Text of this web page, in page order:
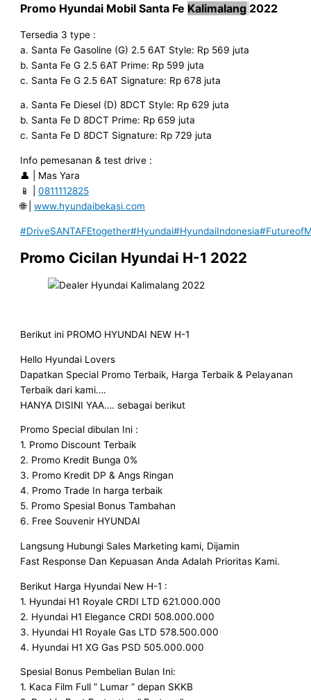
Promo Hyundai Mobil Santa Fe Kalimalang 2022
Tersedia 3 type :
a. Santa Fe Gasoline (G) 2.5 6AT Style: Rp 569 juta
b. Santa Fe G 2.5 6AT Prime: Rp 599 juta
c. Santa Fe G 2.5 6AT Signature: Rp 678 juta
a. Santa Fe Diesel (D) 8DCT Style: Rp 629 juta
b. Santa Fe D 8DCT Prime: Rp 659 juta
c. Santa Fe D 8DCT Signature: Rp 729 juta
Info pemesanan & test drive :
👤 | Mas Yara
📱 |0811112825
🌐 |www.hyundaibekasi.com
#DriveSANTAFEtogether#Hyundai#HyundaiIndonesia
Promo Cicilan Hyundai H-1 2022
Berikut ini PROMO HYUNDAI NEW H-1
Hello Hyundai Lovers
Dapatkan Special Promo Terbaik, Harga Terbaik & Pelayanan
Terbaik dari kami….
HANYA DISINI YAA…. sebagai berikut
Promo Special dibulan Ini :
1. Promo Discount Terbaik
2. Promo Kredit Bunga 0%
3. Promo Kredit DP & Angs Ringan
4. Promo Trade In harga terbaik
5. Promo Spesial Bonus Tambahan
6. Free Souvenir HYUNDAI
Langsung Hubungi Sales Marketing kami, Dijamin
Fast Response Dan Kepuasan Anda Adalah Prioritas Kami.
Berikut Harga Hyundai New H-1 :
1. Hyundai H1 Royale CRDI LTD 621.000.000
2. Hyundai H1 Elegance CRDI 508.000.000
3. Hyundai H1 Royale Gas LTD 578.500.000
4. Hyundai H1 XG Gas PSD 505.000.000
Spesial Bonus Pembelian Bulan Ini:
1. Kaca Film Full ” Lumar ” depan SKKB